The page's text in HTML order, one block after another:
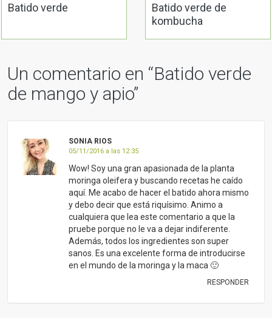
Batido verde
Batido verde de
kombucha
Un comentario en “Batido verde
de mango y apio”
SONIA RIOS
05/11/2016 a las 12:35
Wow! Soy una gran apasionada de la planta
moringa oleifera y buscando recetas he caído
aquí. Me acabo de hacer el batido ahora mismo
y debo decir que está riquísimo. Animo a
cualquiera que lea este comentario a que la
pruebe porque no le va a dejar indiferente.
Además, todos los ingredientes son super
sanos. Es una excelente forma de introducirse
en el mundo de la moringa y la maca 🙂
RESPONDER